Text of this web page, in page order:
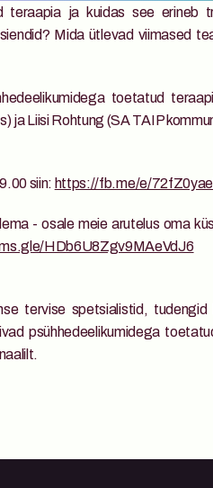
teraapia ja kuidas see erineb
Mida ütlevad viimased
toetatud
ja Liisi Rohtung (SA TAIP
siin: https://fb.me/e/
- osale meie arutelus oma
HDb6U8Zgv9MAeVdJ6
tervise spetsialistid,
psühhedeelikumidega